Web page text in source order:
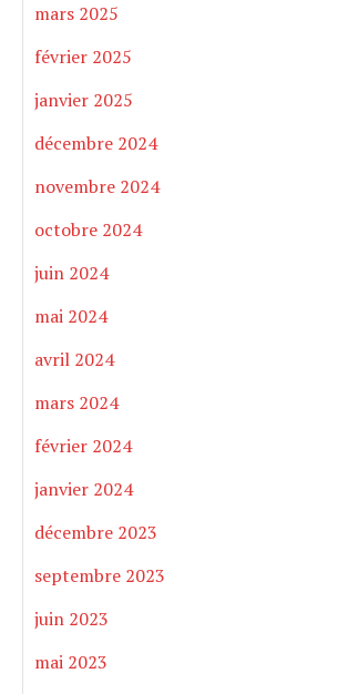
mars 2025
février 2025
janvier 2025
décembre 2024
novembre 2024
octobre 2024
juin 2024
mai 2024
avril 2024
mars 2024
février 2024
janvier 2024
décembre 2023
septembre 2023
juin 2023
mai 2023